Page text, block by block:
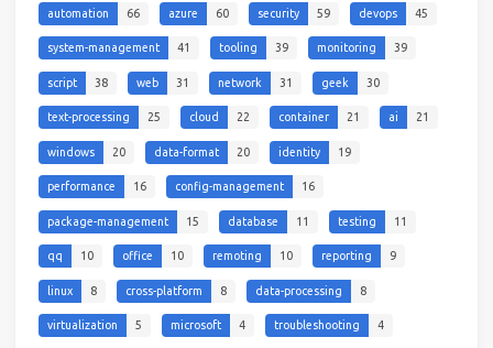
automation 66 azure 60 security 59 devops 45
system-management 41 tooling 39 monitoring 39
script 38 web 31 network 31 geek 30
text-processing 25 cloud 22 container 21 ai 21
windows 20 data-format 20 identity 19
performance 16 config-management 16
package-management 15 database 11 testing 11
qq 10 office 10 remoting 10 reporting 9
linux 8 cross-platform 8 data-processing 8
virtualization 5 microsoft 4 troubleshooting 4